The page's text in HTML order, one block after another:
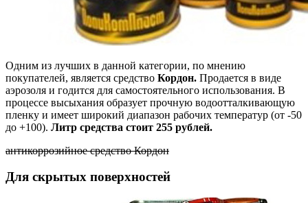
Одним из лучших в данной категории, по мнению
покупателей, является средство Кордон. Продается в виде
аэрозоля и годится для самостоятельного использования. В
процессе высыхания образует прочную водоотталкивающую
пленку и имеет широкий диапазон рабочих температур (от -50
до +100). Литр средства стоит 255 рублей.
антикоррозийное средство Кордон
Для скрытых поверхностей